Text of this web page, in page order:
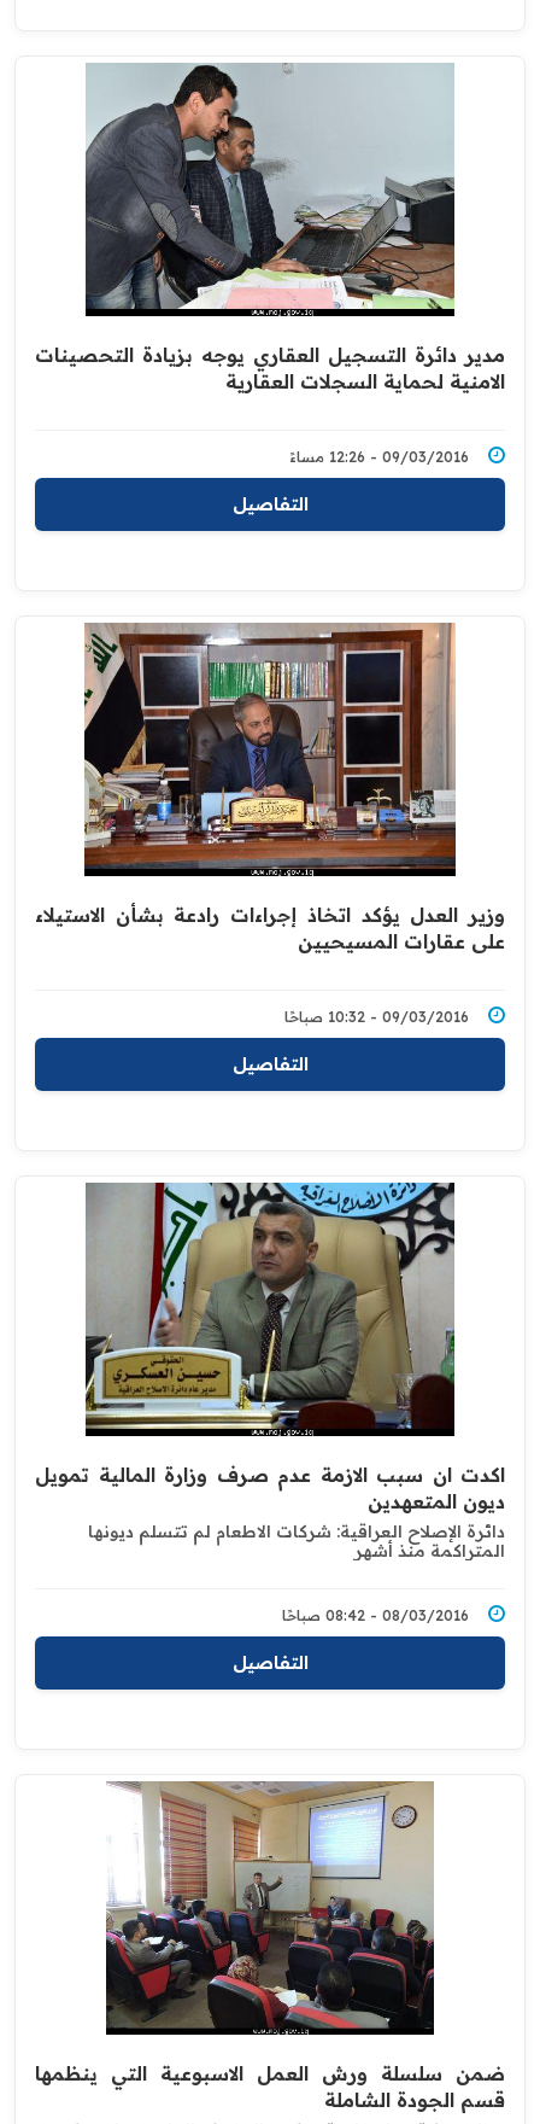
مدير دائرة التسجيل العقاري يوجه بزيادة التحصينات
الامنية لحماية السجلات العقارية
09/03/2016 - 12:26 مساءً
التفاصيل
وزير العدل يؤكد اتخاذ إجراءات رادعة بشأن الاستيلاء
على عقارات المسيحيين
09/03/2016 - 10:32 صباحًا
التفاصيل
اكدت ان سبب الازمة عدم صرف وزارة المالية تمويل
ديون المتعهدين
دائرة الإصلاح العراقية: شركات الاطعام لم تتسلم ديونها
المتراكمة منذ أشهر
08/03/2016 - 08:42 صباحًا
التفاصيل
ضمن سلسلة ورش العمل الاسبوعية التي ينظمها
قسم الجودة الشاملة